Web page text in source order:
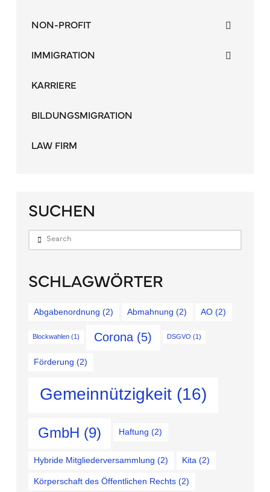
NON-PROFIT
IMMIGRATION
KARRIERE
BILDUNGSMIGRATION
LAW FIRM
SUCHEN
Search
SCHLAGWÖRTER
Abgabenordnung (2) Abmahnung (2) AO (2)
Blockwahlen (1) Corona (5) DSGVO (1)
Förderung (2)
Gemeinnützigkeit(16)
GmbH (9) Haftung (2)
Hybride Mitgliederversammlung (2) Kita (2)
Körperschaft des Öffentlichen Rechts (2)